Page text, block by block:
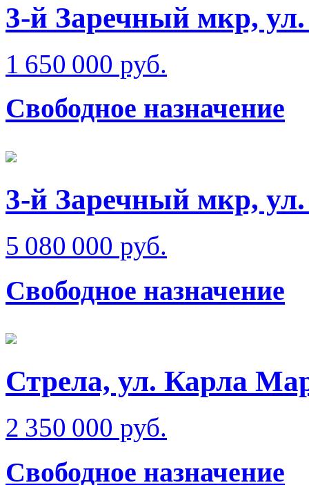
3-й Заречный мкр,
1 650 000 руб.
Свободное назначение
3-й Заречный мкр,
5 080 000 руб.
Свободное назначение
Стрела, ул. Карла
2 350 000 руб.
Свободное назначение